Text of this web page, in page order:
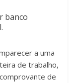
banco
a uma
de trabalho,
de